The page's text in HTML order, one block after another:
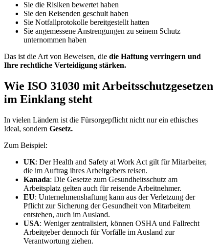
Sie die Risiken bewertet haben
Sie den Reisenden geschult haben
Sie Notfallprotokolle bereitgestellt hatten
Sie angemessene Anstrengungen zu seinem Schutz
unternommen haben
Das ist die Art von Beweisen, die die Haftung verringern und
Ihre rechtliche Verteidigung stärken.
Wie ISO 31030 mit Arbeitsschutzgesetzen
im Einklang steht
In vielen Ländern ist die Fürsorgepflicht nicht nur ein ethisches
Ideal, sondern Gesetz.
Zum Beispiel:
UK: Der Health and Safety at Work Act gilt für Mitarbeiter,
die im Auftrag ihres Arbeitgebers reisen.
Kanada: Die Gesetze zum Gesundheitsschutz am
Arbeitsplatz gelten auch für reisende Arbeitnehmer.
EU: Unternehmenshaftung kann aus der Verletzung der
Pflicht zur Sicherung der Gesundheit von Mitarbeitern
entstehen, auch im Ausland.
USA: Weniger zentralisiert, können OSHA und Fallrecht
Arbeitgeber dennoch für Vorfälle im Ausland zur
Verantwortung ziehen.